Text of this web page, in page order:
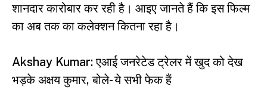
शानदार कारोबार कर रही है। आइए जानते हैं कि इस फिल्म
का अब तक का कलेक्शन कितना रहा है।
Akshay Kumar: एआई जनरेटेड ट्रेलर में खुद को देख
भड़के अक्षय कुमार, बोले- ये सभी फेक हैं